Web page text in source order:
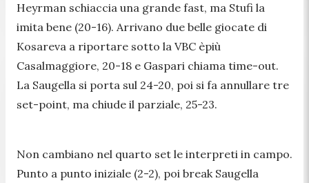
Heyrman schiaccia una grande fast, ma Stufi la
imita bene (20-16). Arrivano due belle giocate di
Kosareva a riportare sotto la VBC èpiù
Casalmaggiore, 20-18 e Gaspari chiama time-out.
La Saugella si porta sul 24-20, poi si fa annullare tre
set-point, ma chiude il parziale, 25-23.
Non cambiano nel quarto set le interpreti in campo.
Punto a punto iniziale (2-2), poi break Saugella